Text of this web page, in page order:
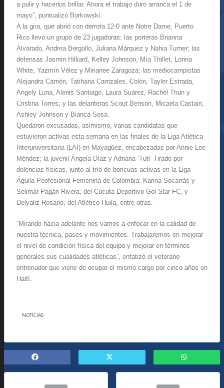
a pulir y hacerlos brillar. Ahora el trabajo duro arranca el 1 de
mayo”, puntualizó Borkowski.
A la gira, que abrió con derrota 12-0 ante Notre Dame, Puerto
Rico llevó un grupo de 23 jugadoras: las porteras Brianna
Alvarado, Andrea Bergollo, Juliana Márquez y Nahia Turner; las
defensas Jasmin Hilliard, Kelley Johnson, Mía Thillet, Lorina
White, Yazmín Vélez y Mirianee Zaragoza; las mediocampistas
Alejandra Carrión, Tatihana Carrizales, Colón, Tayler Estrada,
Angely Luna, Alenis Santiago, Laura Suárez, Rachel Thun y
Cristina Torres; y las delanteras Scout Benson, Micaela Castain,
Ashley Johnson y Bianca Sosa.
Quedaron excusadas, asimismo, varias candidatas que
estuvieron activas esta semana en las finales de la Liga Atlética
Interuniversitaria (LAI) en Mayagüez, encabezadas por Annie Lee
Méndez; la juvenil Ángela Díaz y Adriana ‘Tuti’ Tirado por
dolencias físicas, junto al trío de boricuas activas en la Liga
Águila Peofesional Femenina de Colombia: Karina Socarrás y
Selimar Pagán Rivera, del Cúcuta Deportivo Gol Star FC, y
Delyaliz Rosario, del Atlético Huila, entre otras.
“Mirando hacia adelante nos vamos a enfocar en la calidad de
nuestra técnica, pases y movimientos. Trabajaremos en mejorar
el nivel de condición física del equipo y mejorar en términos
generales sus cualidades atléticas”, enfatizó el veterano
entrenador que viene de ocupar el mismo cargo por cinco años en
Haití.
NOTICIAS